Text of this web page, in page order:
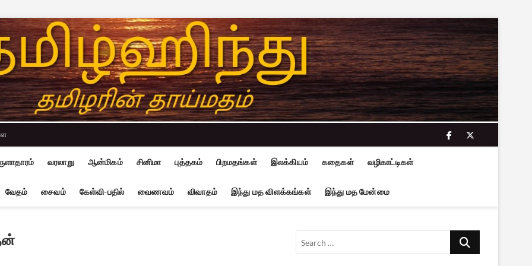
facebook
twitter
வரலாறு ஆன்மிகம் சினிமா புத்தகம் பிறமதங்கள் இலக்கியம் கதைகள் வழிகாட்டிகள்
வேதம் சைவம் கேள்வி-பதில் வைணவம் விவாதம் இந்து மத விளக்கங்கள் இந்து மத மேன்மை
Search